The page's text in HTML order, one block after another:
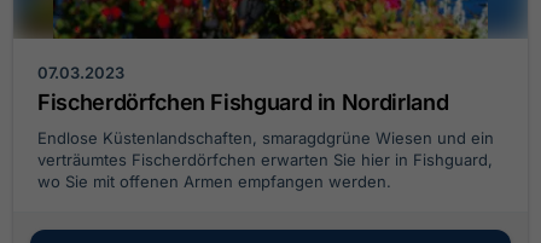
07.03.2023
Fischerdörfchen Fishguard in Nordirland
Endlose Küstenlandschaften, smaragdgrüne Wiesen und ein
verträumtes Fischerdörfchen erwarten Sie hier in Fishguard,
wo Sie mit offenen Armen empfangen werden.